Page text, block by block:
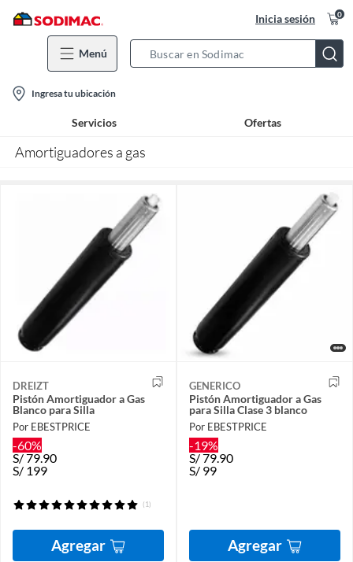
Inicia sesión 0
Menú
Bar
location-
icon
Ingresa tu ubicación
Servicios Ofertas
Amortiguadores a gas
DREIZT
Pistón Amortiguador a Gas
Blanco para Silla
Por EBESTPRICE
-60%
S/79.90
S/ 199
(1)
Agregar
GENERICO
Pistón Amortiguador a Gas
para Silla Clase 3 blanco
Por EBESTPRICE
-19%
S/79.90
S/ 99
Agregar